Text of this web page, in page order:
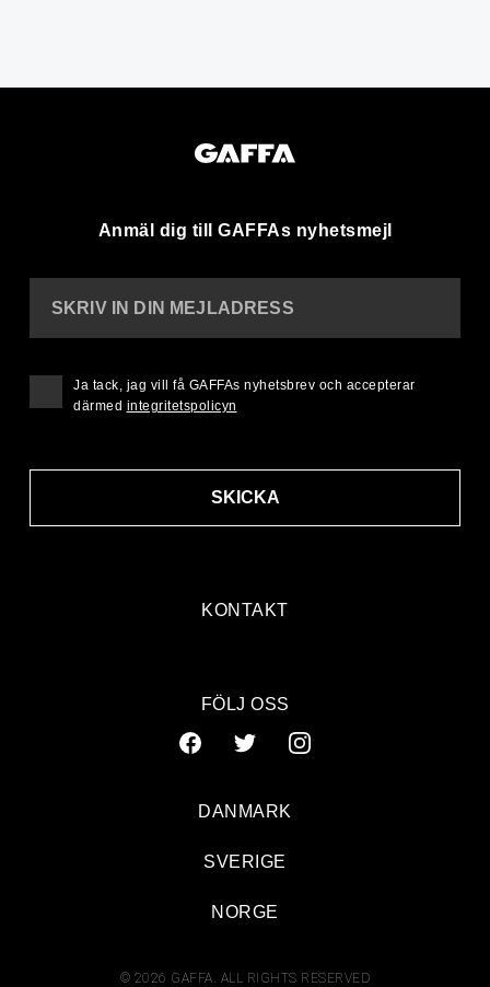
Anmäl dig till GAFFAs nyhetsmejl
KONTAKT
SKRIV IN DIN MEJLADRESS
SKICKA
Ja tack, jag vill få GAFFAs nyhetsbrev och accepterar
därmed integritetspolicyn
FÖLJ OSS
© 2026 GAFFA. ALL RIGHTS RESERVED
DANMARK
SVERIGE
NORGE